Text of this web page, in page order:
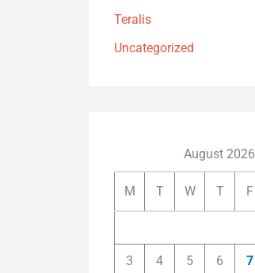
Teralis
Uncategorized
August 2026
M T W T F
3 4 5 6 7